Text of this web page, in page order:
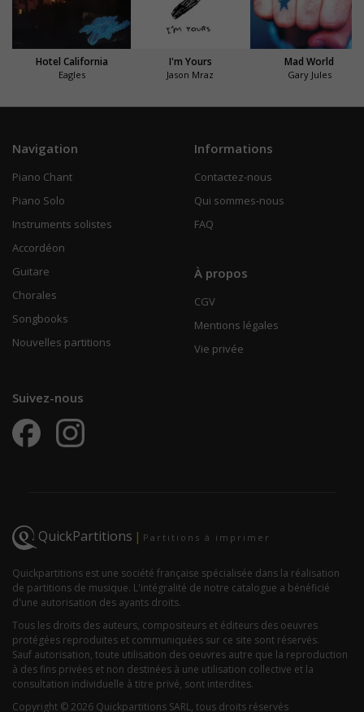
Hotel California
Eagles
I'm Yours
Jason Mraz
Mad World
Gary Jules
Navigation
Piano Chant
Piano Solo
Instruments solistes
Accordéon
Guitare
Chorales
Songbooks
Nouvelles partitions
Informations
Contactez-nous
Qui sommes-nous
FAQ
À propos
CGV
Mentions légales
Vie privée
Suivez-nous
QuickPartitions | Partitions à imprimer
Quickpartitions est une société française spécialisée dans la réalisation
de partitions de musique. L'intégralité de notre catalogue a bénéficié
d'une autorisation des ayants droits.
Tous les droits des auteurs, compositeurs et éditeurs des oeuvres
protégées reproduites et communiquées sur ce site sont réservés.
Sauf autorisation, toute utilisation des oeuvres autre que la reproduction
à des fins privées et non destinées à une utilisation collective et la
consultation individuelle à titre privé, sont interdites.
Copyright © 2026 Quickpartitions SARL, tous droits réservés